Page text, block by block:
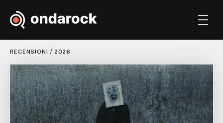
RECENSIONI / 2026